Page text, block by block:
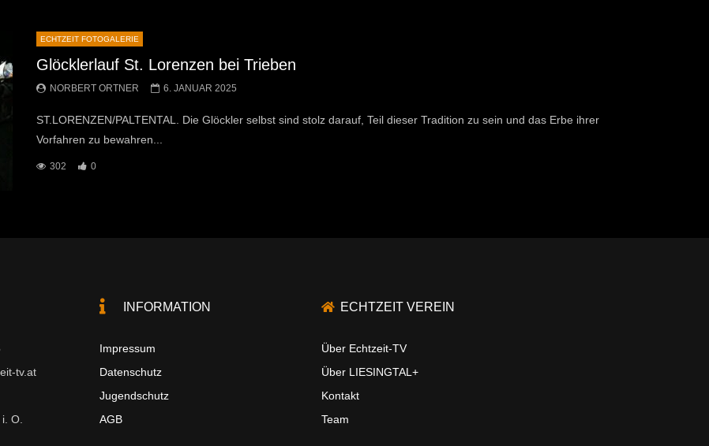
ECHTZEIT FOTOGALERIE
Glöcklerlauf St. Lorenzen bei Trieben
NORBERT ORTNER 6. JANUAR 2025
ST.LORENZEN/PALTENTAL. Die Glöckler selbst sind stolz darauf, Teil dieser Tradition zu sein und das Erbe ihrer
Vorfahren zu bewahren...
302 0
tv.at
O.
INFORMATION
Impressum
Datenschutz
Jugendschutz
AGB
ECHTZEIT VEREIN
Über Echtzeit-TV
Über LIESINGTAL+
Kontakt
Team